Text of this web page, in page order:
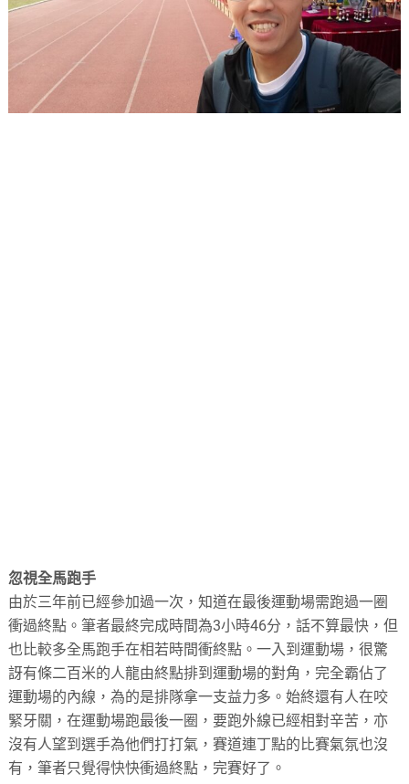
忽視全馬跑手
由於三年前已經參加過一次，知道在最後運動場需跑過一圈
衝過終點。筆者最終完成時間為3小時46分，話不算最快，但
也比較多全馬跑手在相若時間衝終點。一入到運動場，很驚
訝有條二百米的人龍由終點排到運動場的對角，完全霸佔了
運動場的內線，為的是排隊拿一支益力多。始終還有人在咬
緊牙關，在運動場跑最後一圈，要跑外線已經相對辛苦，亦
沒有人望到選手為他們打打氣，賽道連丁點的比賽氣氛也沒
有，筆者只覺得快快衝過終點，完賽好了。